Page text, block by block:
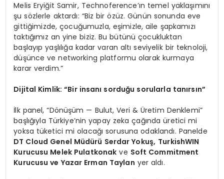
Melis Eryiğit Samir, Technoference’ın temel yaklaşımını
şu sözlerle aktardı: “Biz bir özüz. Günün sonunda eve
gittiğimizde, çocuğumuzla, eşimizle, aile şapkamızı
taktığımız an yine biziz. Bu bütünü çocukluktan
başlayıp yaşlılığa kadar varan altı seviyelik bir teknoloji,
düşünce ve networking platformu olarak kurmaya
karar verdim.”
Dijital Kimlik: “Bir insanı sorduğu sorularla tanırsın”
İlk panel, “Dönüşüm — Bulut, Veri & Üretim Denklemi”
başlığıyla Türkiye’nin yapay zeka çağında üretici mi
yoksa tüketici mi olacağı sorusuna odaklandı. Panelde
DT Cloud Genel Müdürü Serdar Yokuş, TurkishWIN
Kurucusu Melek Pulatkonak ve Soft Commitment
Kurucusu ve Yazar Erman Taylan yer aldı.